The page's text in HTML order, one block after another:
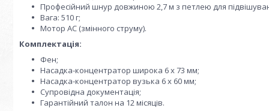
Професійний шнур довжиною 2,7 м з петлею для
Вага: 510 г;
Мотор AC (змінного струму).
Комплектація:
Фен;
Насадка-концентратор широка 6 x 73 мм;
Насадка-концентратор вузька 6 x 60 мм;
Супровідна документація;
Гарантійний талон на 12 місяців.